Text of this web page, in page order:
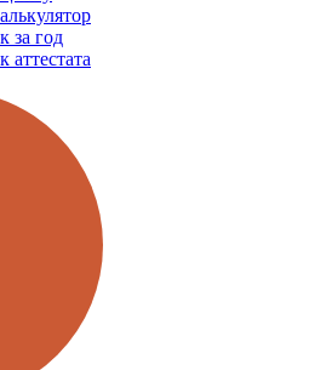
за год
аттестата